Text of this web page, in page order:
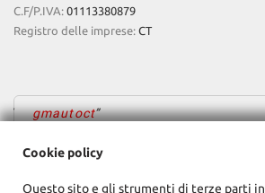
C.F/P.IVA: 01113380879
Registro delle imprese: CT
gmautoct
Cookie policy
Questo sito e gli strumenti di terze parti